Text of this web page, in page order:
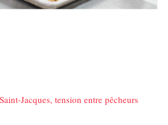
Jacques, tension entre pêcheurs